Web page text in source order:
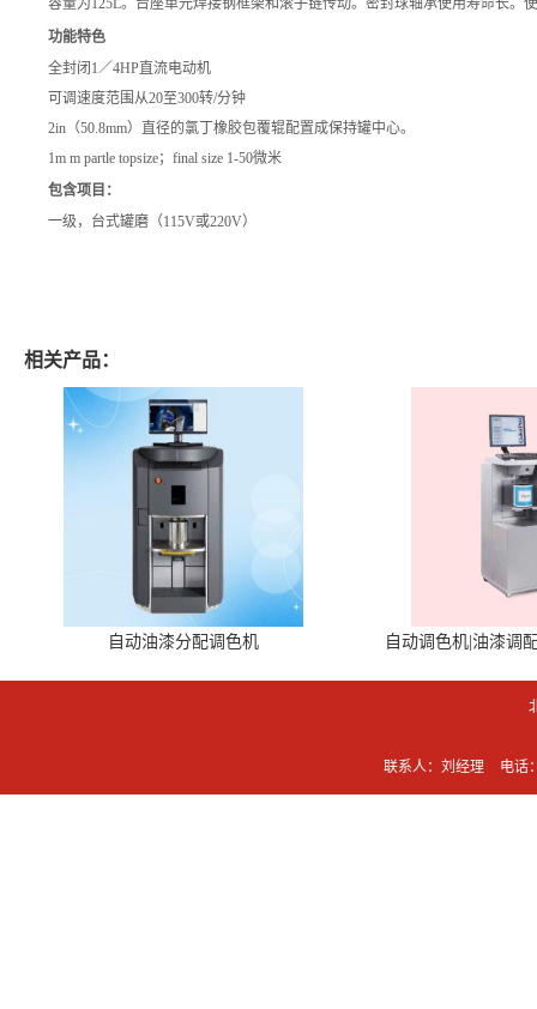
容量为125L。台座单元焊接钢框架和滚子链传动。密封球轴承使用寿命长
功能特色
全封闭1／4HP直流电动机
可调速度范围从20至300转/分钟
2in（50.8mm）直径的氯丁橡胶包覆辊配置成保持罐中心。
1m m partle topsize；final size 1-50微米
包含项目：
一级，台式罐磨（115V或220V）
相关产品：
自动油漆分配调色机 自动调色机|油漆调
联系人：刘经理 电话